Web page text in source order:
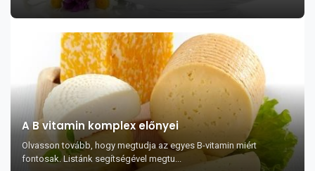
A B vitamin komplex előnyei
Olvasson tovább, hogy megtudja az egyes B-vitamin miért
fontosak. Listánk segítségével megtu...